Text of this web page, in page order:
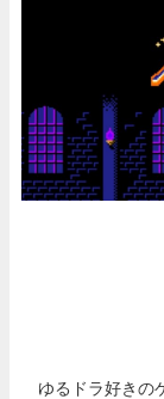
ゆるドラ好きの